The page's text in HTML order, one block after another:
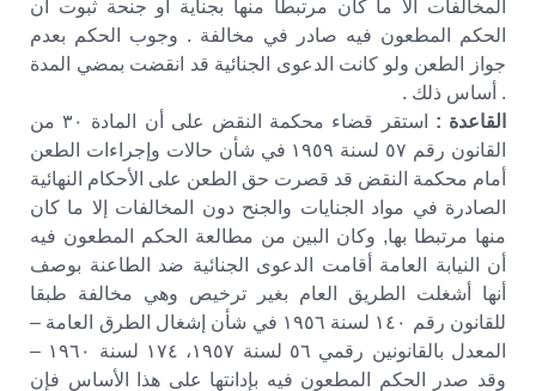
المخالفات الا ما كان مرتبطا منها بجناية أو جنحة ثبوت أن
الحكم المطعون فيه صادر في مخالفة . وجوب الحكم بعدم
جواز الطعن ولو كانت الدعوى الجنائية قد انقضت بمضي المدة
. أساس ذلك .
القاعدة :
استقر قضاء محكمة النقض على أن المادة ٣٠ من
القانون رقم ٥٧ لسنة ١٩٥٩ في شأن حالات وإجراءات الطعن
أمام محكمة النقض قد قصرت حق الطعن على الأحكام النهائية
الصادرة في مواد الجنايات والجنح دون المخالفات إلا ما كان
منها مرتبطا بها, وكان البين من مطالعة الحكم المطعون فيه
أن النيابة العامة أقامت الدعوى الجنائية ضد الطاعنة بوصف
أنها أشغلت الطريق العام بغير ترخيص وهي مخالفة طبقا
للقانون رقم ١٤٠ لسنة ١٩٥٦ في شأن إشغال الطرق العامة –
المعدل بالقانونين رقمي ٥٦ لسنة ١٩٥٧، ١٧٤ لسنة ١٩٦٠ –
وقد صدر الحكم المطعون فيه بإدانتها على هذا الأساس فإن